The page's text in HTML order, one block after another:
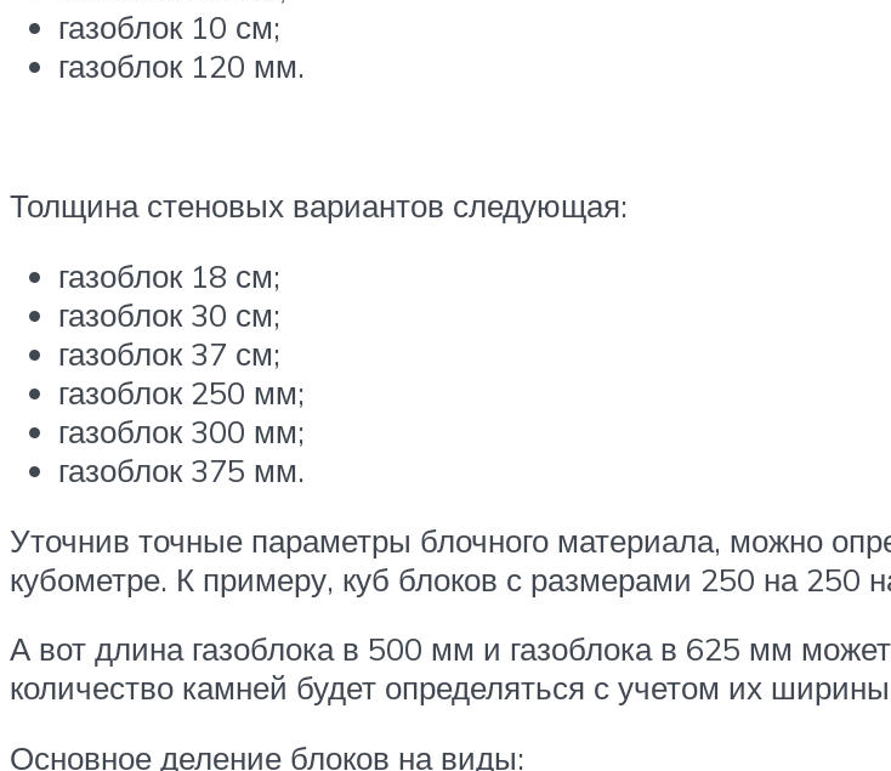
газоблок 10 см;
газоблок 120 мм.
Толщина стеновых вариантов следующая:
газоблок 18 см;
газоблок 30 см;
газоблок 37 см;
газоблок 250 мм;
газоблок 300 мм;
газоблок 375 мм.
Уточнив точные параметры блочного материала, можно
кубометре. К примеру, куб блоков с размерами 250 на 250
А вот длина газоблока в 500 мм и газоблока в 625 мм
количество камней будет определяться с учетом их
Основное деление блоков на виды: